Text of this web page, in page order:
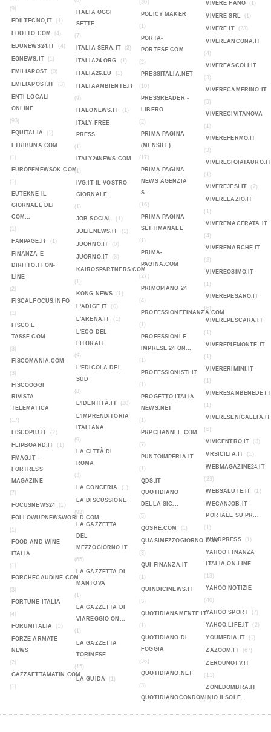
(9)
EDILTECNO,IT
(1)
EDOTTO.COM (4)
EDUNEWS24.IT (4)
EGNEWS.IT (1)
EMILIAPOST (0)
EMILIAPOST.IT (3)
ENTI LOCALI
ONLINE
(93)
EQUITALIA
(1)
ETRIBUNA.COM
(1)
EUROPENEWSOK.COM
(1)
EUTEKNE IL
GIORNALE DEI
COM...
(1)
FANPAGE.IT
(1)
FINANZA E
DIRITTO.IT ON-
LINE
(2)
FISCALFOCUS.INFO
(1)
FISCO E
TASSE.COM
(3)
FISCOMANIA.COM
(3)
FISCOOGGI
RIVISTA
TELEMATICA
(17)
FISCOPIU.IT
(2)
FLIPBOARD.IT (1)
FMAG.IT -
FORTRESS
MAGAZINE
(7)
FOCUSNEWS24
(1)
FOLLOWUPNEWSWORLD.COM
(1)
FOOD AND WINE
ITALIA
(1)
FORCHECAUDINE.COM
(3)
FORTUNE ITALIA
(4)
FORUMITALIA
(1)
FORZE ARMATE
NEWS
(2)
GAZZAETTAMATIN.COM
(1)
ITALIA OGGI
SETTE
(7)
ITALIA SERA.IT
(2)
ITALIA24.ORG (1)
ITALIA26.EU (1)
ITALIAAMBIENTE.IT
(9)
ITALONEWS.IT
(1)
ITALY FREE
PRESS
(1)
ITALY24NEWS.COM
(1)
IVG.IT IL VOSTRO
GIORNALE
(1)
JOB SOCIAL
(1)
JULIENEWS.IT (1)
JUORNO.IT (0)
JUORNO.IT (3)
KAIROSPARTNERS.COM
(1)
KONG NEWS
(1)
L'ADIGE.IT (0)
L'ARENA.IT (1)
L'ECO DEL
LITORALE
(9)
L'EDICOLA DEL
SUD
(8)
L'IDENTITÀ.IT
(20)
L'IMPRENDITORIA
ITALIANA
(9)
LA CITTÀ DI
ROMA
(3)
LA CONCERIA
(1)
LA DISCUSSIONE
(93)
LA GAZZETTA
DEL
MEZZOGIORNO.IT
(65)
LA GAZZETTA DI
MANTOVA
(1)
LA GAZZETTA DI
VIAREGGIO ON...
(1)
LA GAZZETTA
TORINESE
(15)
LA GUIDA
(1)
(30)
POLICY MAKER
(1)
PORTA-
PORTESE.COM
(2)
PRESSITALIA.NET
(10)
PRESSREADER -
LIBERO
(2)
PRIMA PAGINA
(MENSILE)
(17)
PRIMA PAGINA
NEWS AGENZIA
S...
(16)
PRIMA PAGINA
SETTIMANALE
(1)
PRIMA-
PAGINA.COM
(27)
PRIMOPIANO 24
(4)
PROFESSIONEFINANZA.COM
(1)
PROFESSIONI E
IMPRESE 24 ON...
(1)
PROFESSIONISTI.IT
(1)
PROGETTO ITALIA
NEWS.NET
(1)
PRPCHANNEL.COM
(7)
PUNTOIMPERIA.IT
(1)
QDS.IT
QUOTIDIANO
DELLA SIC...
(5)
QOSHE.COM
(1)
QUASIMEZZOGIORNO.COM
(3)
QUI FINANZA.IT
(1)
QUINDICINEWS.IT
(3)
QUOTIDIANAMENTE.IT
(1)
QUOTIDIANO DI
FOGGIA
(36)
QUOTIDIANO.NET
(3)
QUOTIDIANOCONDOMINIO.ILSOLE...
VIVERE FANO
(1)
VIVERE SRL (1)
VIVERE.IT (23)
VIVEREANCONA.IT
(4)
VIVEREASCOLI.IT
(3)
VIVERECAMERINO.IT
(5)
VIVERECIVITANOVA
(1)
VIVEREFERMO.IT
(3)
VIVEREGIOIATAURO.IT
(1)
VIVEREJESI.IT
(2)
VIVERELAZIO.IT
(1)
VIVEREMACERATA.IT
(4)
VIVEREMARCHE.IT
(2)
VIVEREOSIMO.IT
(1)
VIVEREPESARO.IT
(6)
VIVEREPESCARA.IT
(1)
VIVEREPIEMONTE.IT
(1)
VIVERERIMINI.IT
(1)
(1)
VIVERESENIGALLIA.IT
(5)
VIVICENTRO.IT
(3)
VRSICILIA.IT (1)
WEBMAGAZINE24.IT
(23)
WEBSALUTE.IT
(1)
WECANJOB.IT -
PORTALE SU PR...
(1)
WINDPRESS
(1)
YAHOO FINANZA
ITALIA ON-LINE
(13)
YAHOO NOTIZIE
(40)
YAHOO SPORT
(7)
YAHOO.LIFE.IT (2)
YOUMEDIA.IT (1)
ZAZOOM.IT (67)
ZEROUNOTV.IT
(11)
ZONEDOMBRA.IT
(2)